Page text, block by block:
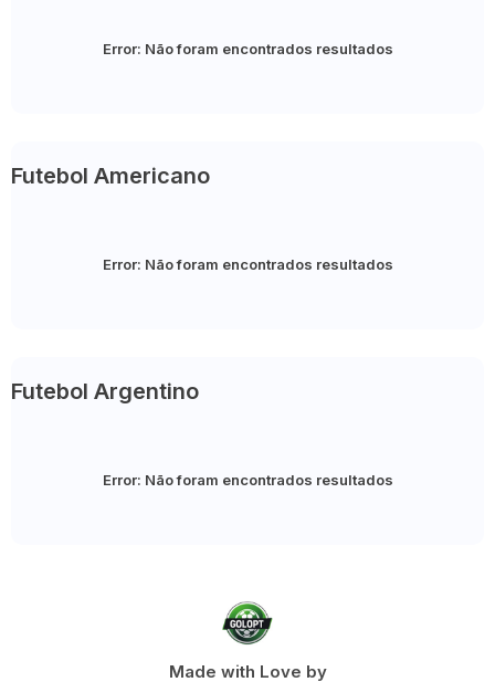
Error: Não foram encontrados resultados
Futebol Americano
Error: Não foram encontrados resultados
Futebol Argentino
Error: Não foram encontrados resultados
Made with Love by